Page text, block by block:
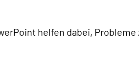
helfen dabei, Probleme